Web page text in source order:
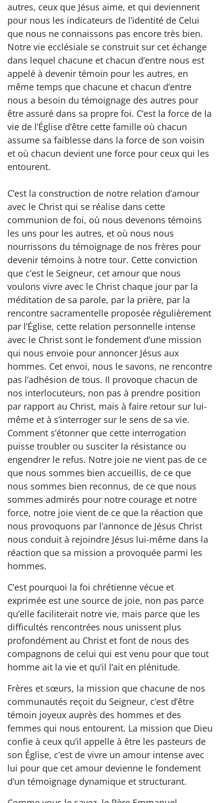
autres, ceux que Jésus aime, et qui deviennent
pour nous les indicateurs de l’identité de Celui
que nous ne connaissons pas encore très bien.
Notre vie ecclésiale se construit sur cet échange
dans lequel chacune et chacun d’entre nous est
appelé à devenir témoin pour les autres, en
même temps que chacune et chacun d’entre
nous a besoin du témoignage des autres pour
être assuré dans sa propre foi. C’est la force de la
vie de l’Église d’être cette famille où chacun
assume sa faiblesse dans la force de son voisin
et où chacun devient une force pour ceux qui les
entourent.
C’est la construction de notre relation d’amour
avec le Christ qui se réalise dans cette
communion de foi, où nous devenons témoins
les uns pour les autres, et où nous nous
nourrissons du témoignage de nos frères pour
devenir témoins à notre tour. Cette conviction
que c’est le Seigneur, cet amour que nous
voulons vivre avec le Christ chaque jour par la
méditation de sa parole, par la prière, par la
rencontre sacramentelle proposée régulièrement
par l’Église, cette relation personnelle intense
avec le Christ sont le fondement d’une mission
qui nous envoie pour annoncer Jésus aux
hommes. Cet envoi, nous le savons, ne rencontre
pas l’adhésion de tous. Il provoque chacun de
nos interlocuteurs, non pas à prendre position
par rapport au Christ, mais à faire retour sur lui-
même et à s’interroger sur le sens de sa vie.
Comment s’étonner que cette interrogation
puisse troubler ou susciter la résistance ou
engendrer le refus. Notre joie ne vient pas de ce
que nous sommes bien accueillis, de ce que
nous sommes bien reconnus, de ce que nous
sommes admirés pour notre courage et notre
force, notre joie vient de ce que la réaction que
nous provoquons par l’annonce de Jésus Christ
nous conduit à rejoindre Jésus lui-même dans la
réaction que sa mission a provoquée parmi les
hommes.
C’est pourquoi la foi chrétienne vécue et
exprimée est une source de joie, non pas parce
qu’elle faciliterait notre vie, mais parce que les
difficultés rencontrées nous unissent plus
profondément au Christ et font de nous des
compagnons de celui qui est venu pour que tout
homme ait la vie et qu’il l’ait en plénitude.
Frères et sœurs, la mission que chacune de nos
communautés reçoit du Seigneur, c’est d’être
témoin joyeux auprès des hommes et des
femmes qui nous entourent. La mission que Dieu
confie à ceux qu’il appelle à être les pasteurs de
son Église, c’est de vivre un amour intense avec
lui pour que cet amour devienne le fondement
d’un témoignage dynamique et structurant.